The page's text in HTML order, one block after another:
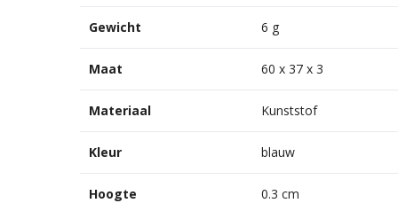
Gewicht 6 g
Maat 60 x 37 x 3
Materiaal Kunststof
Kleur blauw
Hoogte 0.3 cm